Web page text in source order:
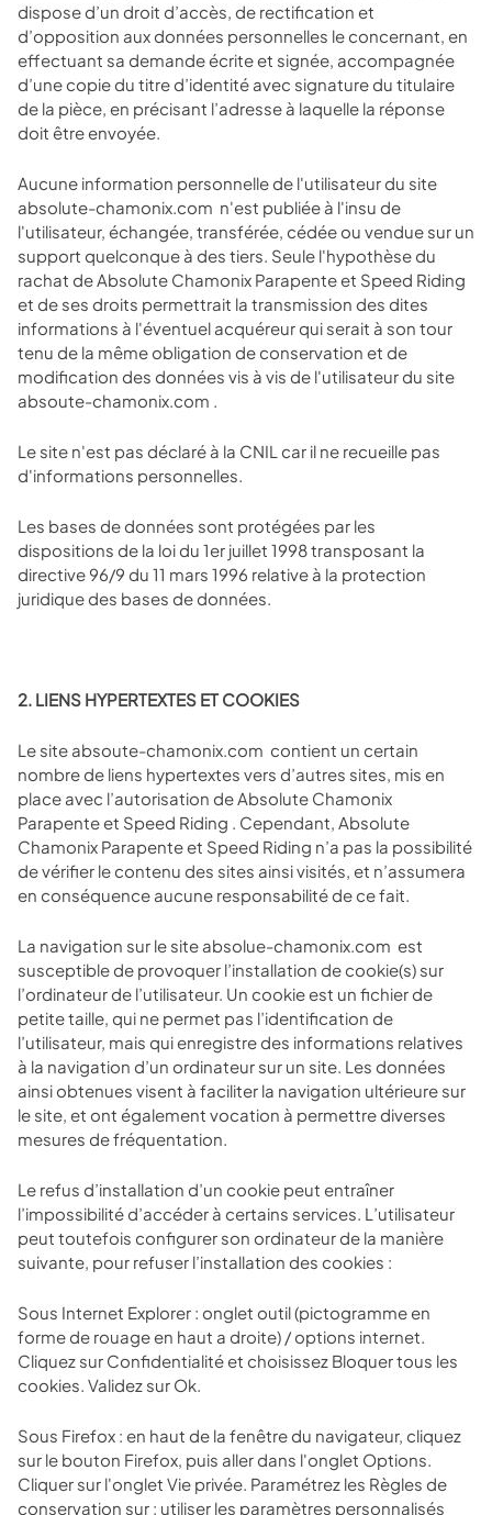
dispose d’un droit d’accès, de rectification et
d’opposition aux données personnelles le concernant, en
effectuant sa demande écrite et signée, accompagnée
d’une copie du titre d’identité avec signature du titulaire
de la pièce, en précisant l’adresse à laquelle la réponse
doit être envoyée.
Aucune information personnelle de l'utilisateur du site
absolute-chamonix.com n'est publiée à l'insu de
l'utilisateur, échangée, transférée, cédée ou vendue sur un
support quelconque à des tiers. Seule l'hypothèse du
rachat de Absolute Chamonix Parapente et Speed Riding
et de ses droits permettrait la transmission des dites
informations à l'éventuel acquéreur qui serait à son tour
tenu de la même obligation de conservation et de
modification des données vis à vis de l'utilisateur du site
absoute-chamonix.com .
Le site n'est pas déclaré à la CNIL car il ne recueille pas
d'informations personnelles.
Les bases de données sont protégées par les
dispositions de la loi du 1er juillet 1998 transposant la
directive 96/9 du 11 mars 1996 relative à la protection
juridique des bases de données.
2. LIENS HYPERTEXTES ET COOKIES
Le site absoute-chamonix.com contient un certain
nombre de liens hypertextes vers d’autres sites, mis en
place avec l’autorisation de Absolute Chamonix
Parapente et Speed Riding . Cependant, Absolute
Chamonix Parapente et Speed Riding n’a pas la possibilité
de vérifier le contenu des sites ainsi visités, et n’assumera
en conséquence aucune responsabilité de ce fait.
La navigation sur le site absolue-chamonix.com est
susceptible de provoquer l’installation de cookie(s) sur
l’ordinateur de l’utilisateur. Un cookie est un fichier de
petite taille, qui ne permet pas l’identification de
l’utilisateur, mais qui enregistre des informations relatives
à la navigation d’un ordinateur sur un site. Les données
ainsi obtenues visent à faciliter la navigation ultérieure sur
le site, et ont également vocation à permettre diverses
mesures de fréquentation.
Le refus d’installation d’un cookie peut entraîner
l’impossibilité d’accéder à certains services. L’utilisateur
peut toutefois configurer son ordinateur de la manière
suivante, pour refuser l’installation des cookies :
Sous Internet Explorer : onglet outil (pictogramme en
forme de rouage en haut a droite) / options internet.
Cliquez sur Confidentialité et choisissez Bloquer tous les
cookies. Validez sur Ok.
Sous Firefox : en haut de la fenêtre du navigateur, cliquez
sur le bouton Firefox, puis aller dans l'onglet Options.
Cliquer sur l'onglet Vie privée. Paramétrez les Règles de
conservation sur : utiliser les paramètres personnalisés